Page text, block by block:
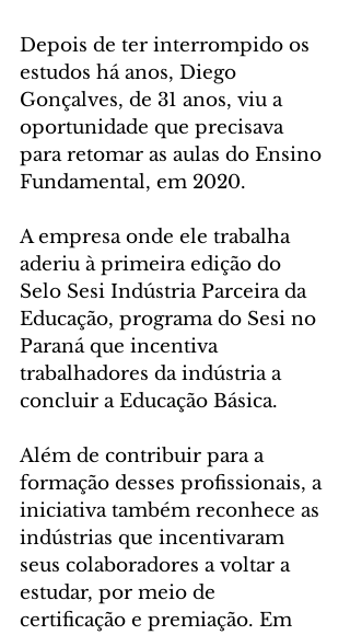
Depois de ter interrompido os
estudos há anos, Diego
Gonçalves, de 31 anos, viu a
oportunidade que precisava
para retomar as aulas do Ensino
Fundamental, em 2020.
A empresa onde ele trabalha
aderiu à primeira edição do
Selo Sesi Indústria Parceira da
Educação, programa do Sesi no
Paraná que incentiva
trabalhadores da indústria a
concluir a Educação Básica.
Além de contribuir para a
formação desses profissionais, a
iniciativa também reconhece as
indústrias que incentivaram
seus colaboradores a voltar a
estudar, por meio de
certificação e premiação. Em